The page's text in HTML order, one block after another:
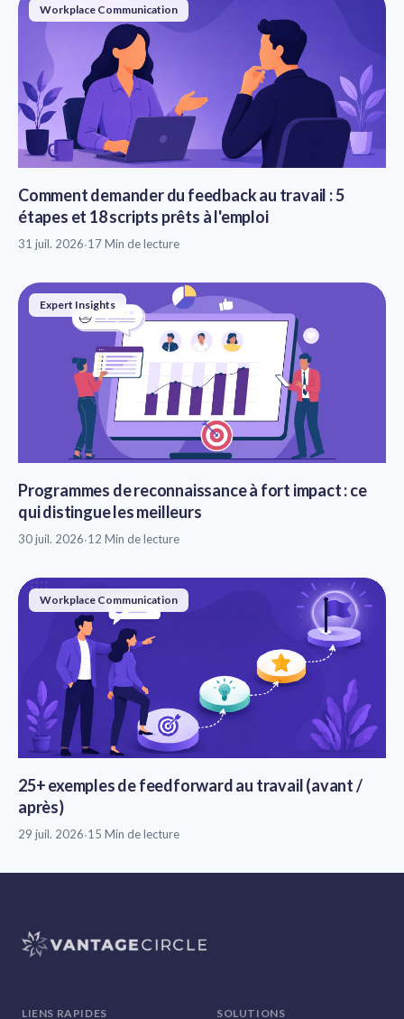
Workplace Communication
Comment demander du feedback au travail : 5
étapes et 18 scripts prêts à l'emploi
31 juil. 2026·17 Min de lecture
Expert Insights
Programmes de reconnaissance à fort impact : ce
qui distingue les meilleurs
30 juil. 2026·12 Min de lecture
Workplace Communication
25+ exemples de feedforward au travail (avant /
après)
29 juil. 2026·15 Min de lecture
LIENS RAPIDES SOLUTIONS